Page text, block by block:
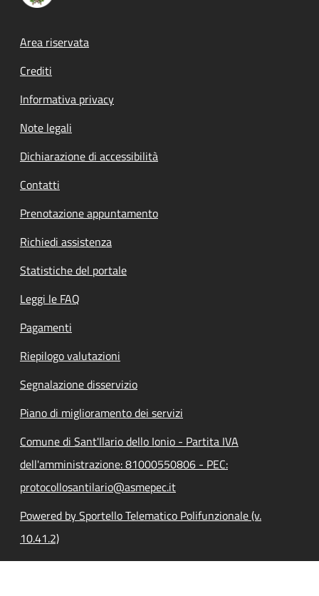
Footer menu
Area riservata
Crediti
Informativa privacy
Note legali
Dichiarazione di accessibilità
Contatti
Prenotazione appuntamento
Richiedi assistenza
Statistiche del portale
Leggi le FAQ
Pagamenti
Riepilogo valutazioni
Segnalazione disservizio
Piano di miglioramento dei servizi
Comune di Sant'Ilario dello Ionio - Partita IVA
dell'amministrazione: 81000550806 - PEC:
protocollosantilario@asmepec.it
Powered by Sportello Telematico Polifunzionale (v.
10.41.2)